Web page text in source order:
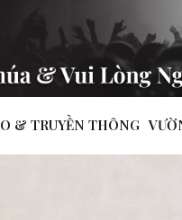
& TRUYỀN THÔNG